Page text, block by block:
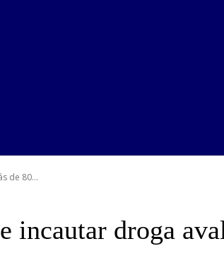
de 80...
droga